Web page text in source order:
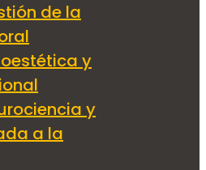
de la
y
y
a la